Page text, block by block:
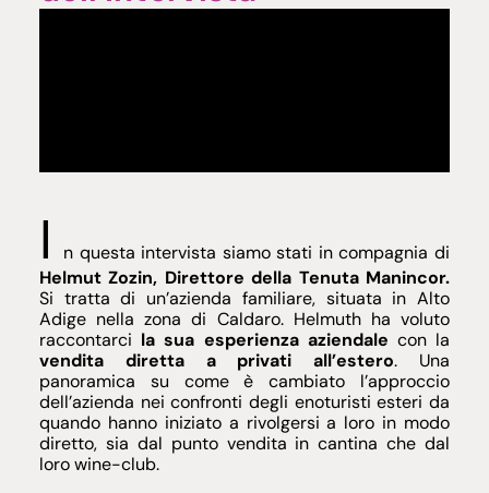
I
n questa intervista siamo stati in compagnia di
Helmut Zozin, Direttore della Tenuta Manincor.
Si tratta di un’azienda familiare, situata in Alto
Adige nella zona di Caldaro. Helmuth ha voluto
raccontarci la sua esperienza aziendale con la
vendita diretta a privati all’estero. Una
panoramica su come è cambiato l’approccio
dell’azienda nei confronti degli enoturisti esteri da
quando hanno iniziato a rivolgersi a loro in modo
diretto, sia dal punto vendita in cantina che dal
loro wine-club.